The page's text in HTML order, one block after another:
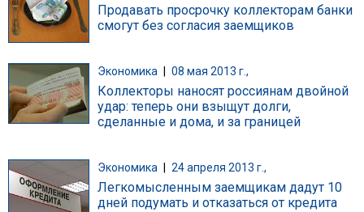
Продавать просрочку коллекторам банки
смогут без согласия заемщиков
Экономика 08 мая 2013 г.,
Коллекторы наносят россиянам двойной
удар: теперь они взыщут долги,
сделанные и дома, и за границей
Экономика 24 апреля 2013 г.,
Легкомысленным заемщикам дадут 10
дней подумать и отказаться от кредита